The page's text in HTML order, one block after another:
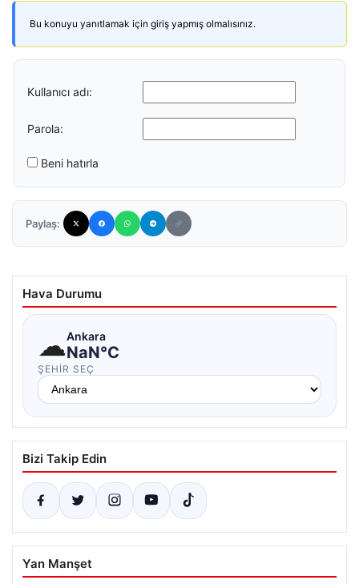
Bu konuyu yanıtlamak için giriş yapmış olmalısınız.
Kullanıcı adı:
Parola:
Beni hatırla
Paylaş:
Hava Durumu
☁Ankara
NaN°C
ŞEHIR SEÇ
Bizi Takip Edin
Yan Manşet